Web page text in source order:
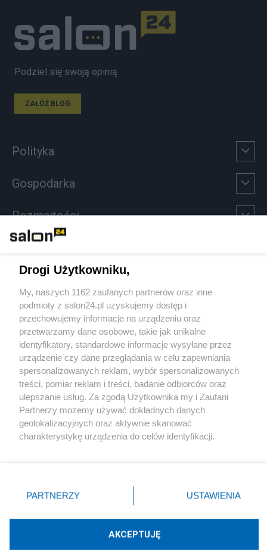
Podziel się swoją opinią
ZAŁÓŻ BLOG
Polityka
Gospodarka
Rozmaitości
Sport
Społeczeństwo
Kultura
X Facebook Instagram Youtube
Technologię dostarcza:W3media.pl
Drogi Użytkowniku,
My, naszych 1162 zaufanych partnerów oraz inne
podmioty z salon24.pl uzyskujemy dostęp i
przechowujemy informacje na urządzeniu oraz
przetwarzamy dane osobowe, takie jak unikalne
identyfikatory, standardowe informacje wysyłane przez
urządzenie czy dane przeglądania w celu zapewniania
spersonalizowanych reklam, wybór spersonalizowanych
treści, pomiar reklam i treści, badanie odbiorców oraz
ulepszanie usług. Za zgodą Użytkownika my i Zaufani
Partnerzy możemy używać dokładnych danych
geolokalizacyjnych oraz aktywnie skanować
charakterystykę urządzenia do celów identyfikacji.
zmienić/wycofać klikając przycisk ustawień prywatności
znajdujący się w lewym dolnym rogu strony
rodzaje przetwarzania danych nie wymagają zgody
użytkownika, ale masz prawo sprzeciwić się takiemu
przetwarzaniu. Preferencje będą miały zastosowania tylko
PARTNERZY USTAWIENIA
AKCEPTUJĘ